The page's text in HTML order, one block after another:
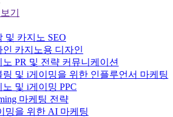
기
및 카지노 SEO
인 카지노용 디자인
노 PR 및 전략 커뮤니케이션
링 및 i게이밍을 위한 인플루언서 마케팅
노 및 i게이밍 PPC
마케팅 전략
밍을 위한 AI 마케팅